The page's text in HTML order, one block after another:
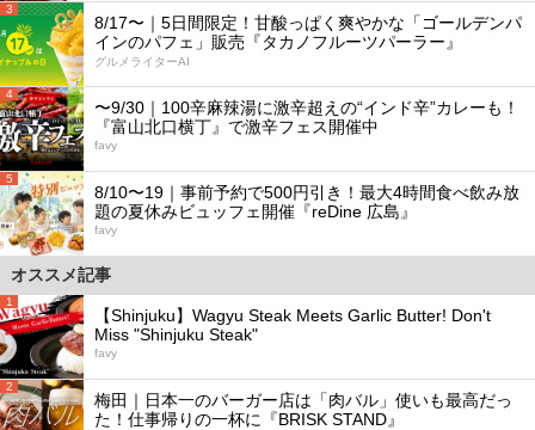
3
8/17〜｜5日間限定！甘酸っぱく爽やかな「ゴールデンパ
インのパフェ」販売『タカノフルーツパーラー』
グルメライターAI
4
〜9/30｜100辛麻辣湯に激辛超えの“インド辛”カレーも！
『富山北口横丁』で激辛フェス開催中
favy
5
8/10〜19｜事前予約で500円引き！最大4時間食べ飲み放
題の夏休みビュッフェ開催『reDine 広島』
favy
オススメ記事
1
【Shinjuku】Wagyu Steak Meets Garlic Butter! Don't
Miss "Shinjuku Steak"
favy
2
梅田｜日本一のバーガー店は「肉バル」使いも最高だっ
た！仕事帰りの一杯に『BRISK STAND』